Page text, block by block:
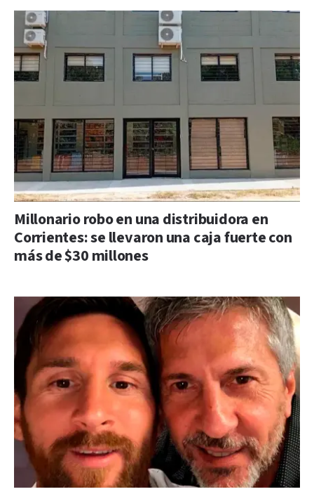
Millonario robo en una distribuidora en
Corrientes: se llevaron una caja fuerte con
más de $30 millones